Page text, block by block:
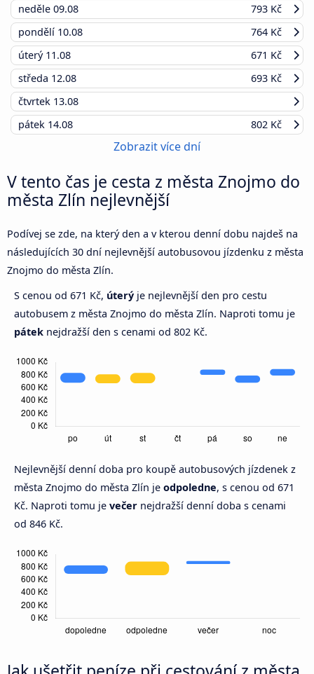
neděle 09.08
793 Kč
pondělí 10.08
764 Kč
úterý 11.08
671 Kč
středa 12.08
693 Kč
čtvrtek 13.08
pátek 14.08 802 Kč
Zobrazit více dní
V tento čas je cesta z města Znojmo do
města Zlín nejlevnější
Podívej se zde, na který den a v kterou denní dobu najdeš na
následujících 30 dní nejlevnější autobusovou jízdenku z města
Znojmo do města Zlín.
S cenou od 671 Kč, úterý je nejlevnější den pro cestu
autobusem z města Znojmo do města Zlín. Naproti tomu je
pátek nejdražší den s cenami od 802 Kč.
Nejlevnější denní doba pro koupě autobusových jízdenek z
města Znojmo do města Zlín je odpoledne, s cenou od 671
Kč. Naproti tomu je večer nejdražší denní doba s cenami
od 846 Kč.